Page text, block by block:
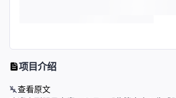
项目介绍
查看原文